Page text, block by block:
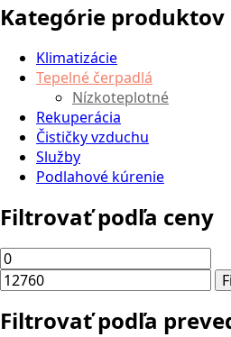
Kategórie produktov
Klimatizácie
Tepelné čerpadlá
Nízkoteplotné
Rekuperácia
Čističky vzduchu
Služby
Podlahové kúrenie
Filtrovať podľa ceny
Minimálna
cena
Filtrovať podľa